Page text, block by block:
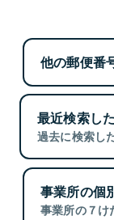
他の郵便番
最近検索し
過去に検索し
事業所の個
事業所の７け